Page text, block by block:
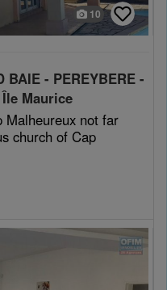
10
- PEREYBERE -
Île Maurice
Malheureux not far
church of Cap